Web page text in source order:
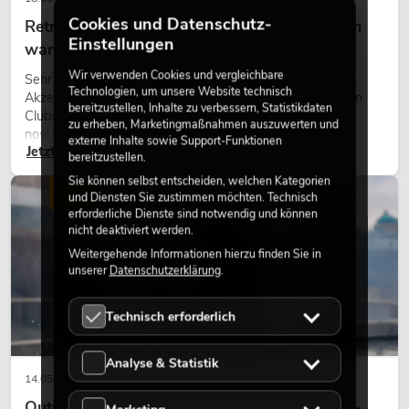
Retro-Licht im modernen Lichtdesign: Warum
warmes Licht wieder wirkt
Sehr warmes Licht, sichtbare Leuchtflächen und farbige
Akzente prägen viele aktuelle Lichtdesigns auf Bühnen, in
Clubs und bei Events. Retro-Licht ist dabei kein rein
nostalgischer Effekt, sondern ein bewusst eingesetztes
Gestaltungsmittel: Es schafft Atmosphäre, gibt Szenen
Charakter und kann technische LED-Setups emotionaler
wirken lassen.
Jetzt lesen
14.05.2026
LICHT
Cookies und Datenschutz-
Einstellungen
Wir verwenden Cookies und vergleichbare
Technologien, um unsere Website technisch
bereitzustellen, Inhalte zu verbessern, Statistikdaten
zu erheben, Marketingmaßnahmen auszuwerten und
externe Inhalte sowie Support-Funktionen
bereitzustellen.
Sie können selbst entscheiden, welchen Kategorien
und Diensten Sie zustimmen möchten. Technisch
erforderliche Dienste sind notwendig und können
nicht deaktiviert werden.
Weitergehende Informationen hierzu finden Sie in
unsererDatenschutzerklärung.
Technisch erforderlich
Analyse & Statistik